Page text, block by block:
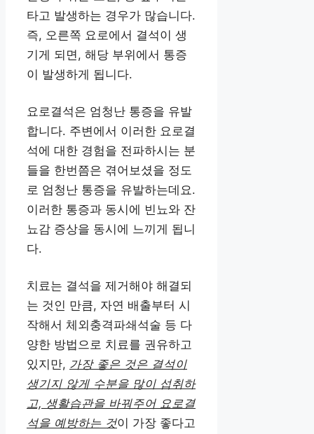
타고 발생하는 경우가 많습니다.
즉, 오른쪽 요로에서 결석이 생
기게 되면, 해당 부위에서 통증
이 발생하게 됩니다.
요로결석은 엄청난 통증을 유발
합니다. 주변에서 이러한 요로결
석에 대한 경험을 전파하시는 분
들을 한번쯤은 겪어보셨을 정도
로 엄청난 통증을 유발하는데요.
이러한 통증과 동시에 빈뇨와 잔
뇨감 증상을 동시에 느끼게 됩니
다.
치료는 결석을 제거해야 해결되
는 것인 만큼, 자연 배출부터 시
작해서 체외충격파쇄석술 등 다
양한 방법으로 치료를 권유하고
있지만, 가장 좋은 것은 결석이
생기지 않게 수분을 많이 섭취하
고, 생활습관을 바꿔주어 요로결
석을 예방하는 것이 가장 좋다고